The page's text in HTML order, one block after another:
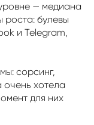
— медиана
роста: булевы
и Telegram,
сорсинг,
очень хотела
для них